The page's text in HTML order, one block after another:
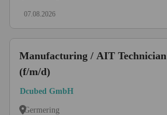
07.08.2026
Manufacturing / AIT Technician
(f/m/d)
Dcubed GmbH
Germering